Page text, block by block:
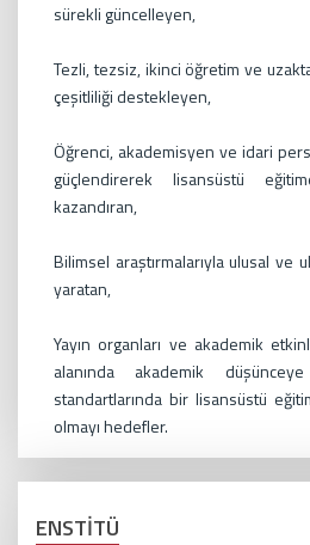
sürekli güncelleyen,
Tezli, tezsiz, ikinci öğretim ve
çeşitliliği destekleyen,
Öğrenci, akademisyen ve idari
güçlendirerek lisansüstü
kazandıran,
Bilimsel araştırmalarıyla ulusal ve
yaratan,
Yayın organları ve akademik
alanında akademik
standartlarında bir lisansüstü
olmayı hedefler.
ENSTİTÜ